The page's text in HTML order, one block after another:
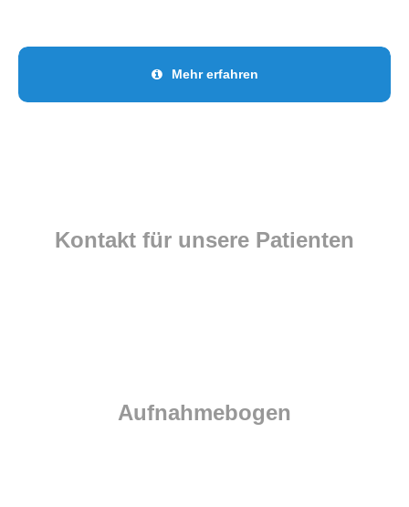
Mehr erfahren
Kontakt für unsere Patienten
Aufnahmebogen